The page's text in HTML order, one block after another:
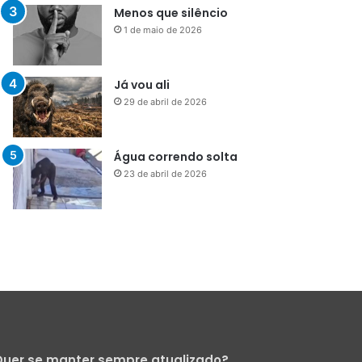
Menos que silêncio
1 de maio de 2026
Já vou ali
29 de abril de 2026
Água correndo solta
23 de abril de 2026